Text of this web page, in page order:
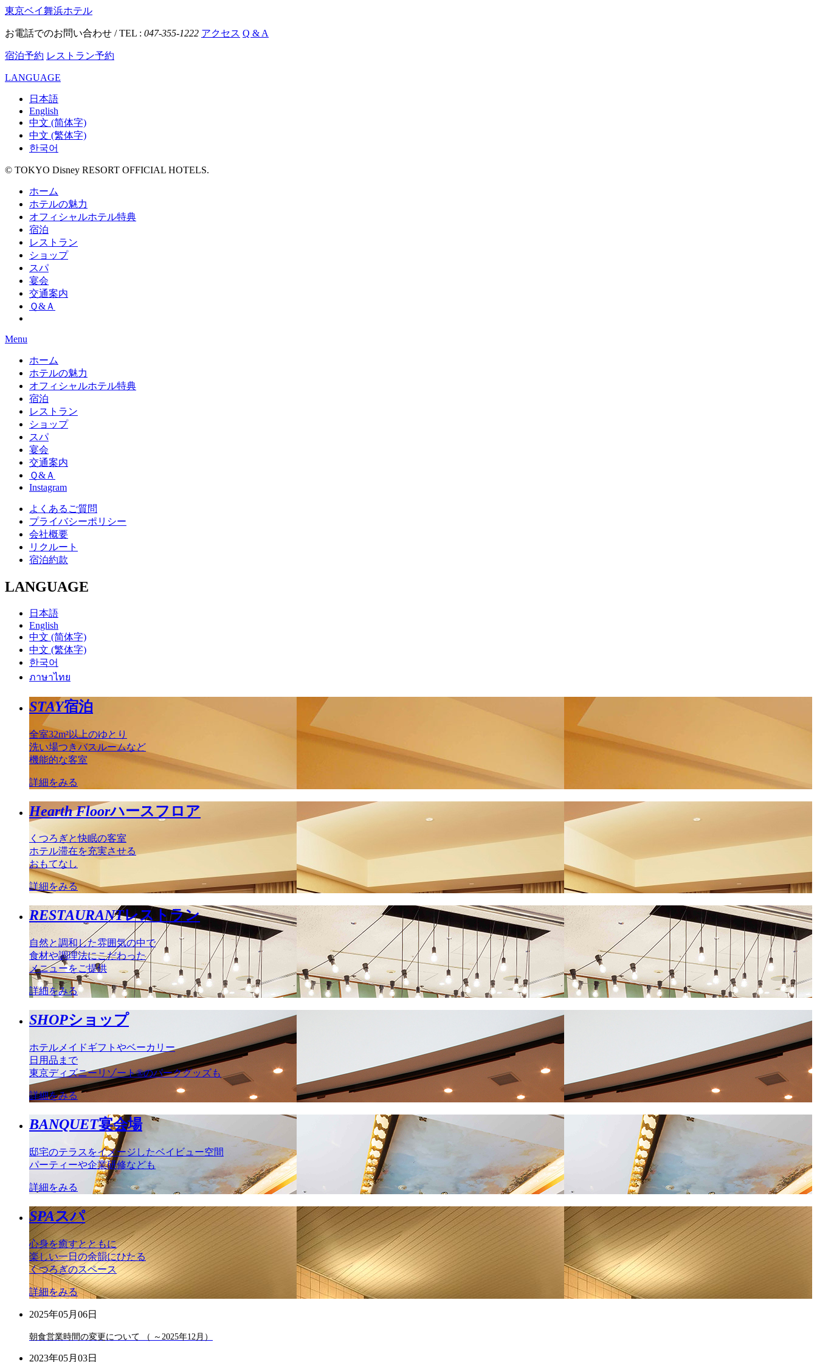
東京ベイ舞浜ホテル
お電話でのお問い合わせ / TEL : 047-355-1222 アクセス Q & A
宿泊予約 レストラン予約
LANGUAGE
日本語
English
中文 (简体字)
中文 (繁体字)
한국어
© TOKYO Disney RESORT OFFICIAL HOTELS.
ホーム
ホテルの魅力
オフィシャルホテル特典
宿泊
レストラン
ショップ
スパ
宴会
交通案内
Ｑ&Ａ
Menu
ホーム
ホテルの魅力
オフィシャルホテル特典
宿泊
レストラン
ショップ
スパ
宴会
交通案内
Ｑ&Ａ
Instagram
よくあるご質問
プライバシーポリシー
会社概要
リクルート
宿泊約款
LANGUAGE
日本語
English
中文 (简体字)
中文 (繁体字)
한국어
ภาษาไทย
STAY宿泊
全室32m²以上のゆとり
洗い場つきバスルームなど
機能的な客室
詳細をみる
Hearth Floorハースフロア
くつろぎと快眠の客室
ホテル滞在を充実させる
おもてなし
詳細をみる
RESTAURANTレストラン
自然と調和した雰囲気の中で
食材や調理法にこだわった
メニューをご提供
詳細をみる
SHOPショップ
ホテルメイドギフトやベーカリー
日用品まで
東京ディズニーリゾート®のパークグッズも
詳細をみる
BANQUET宴会場
邸宅のテラスをイメージしたベイビュー空間
パーティーや企業研修なども
詳細をみる
SPAスパ
心身を癒すとともに
楽しい一日の余韻にひたる
くつろぎのスペース
詳細をみる
2025年05月06日
朝食営業時間の変更について （ ～2025年12月）
2023年05月03日